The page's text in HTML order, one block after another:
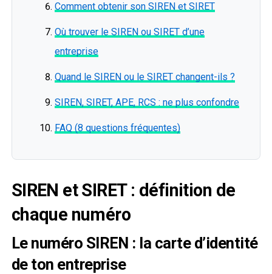
Comment obtenir son SIREN et SIRET
Où trouver le SIREN ou SIRET d’une
entreprise
Quand le SIREN ou le SIRET changent-ils ?
SIREN, SIRET, APE, RCS : ne plus confondre
FAQ (8 questions fréquentes)
SIREN et SIRET : définition de
chaque numéro
Le numéro SIREN : la carte d’identité
de ton entreprise